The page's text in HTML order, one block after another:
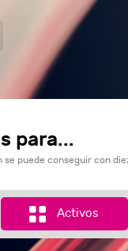
para...
se puede conseguir con
Activos